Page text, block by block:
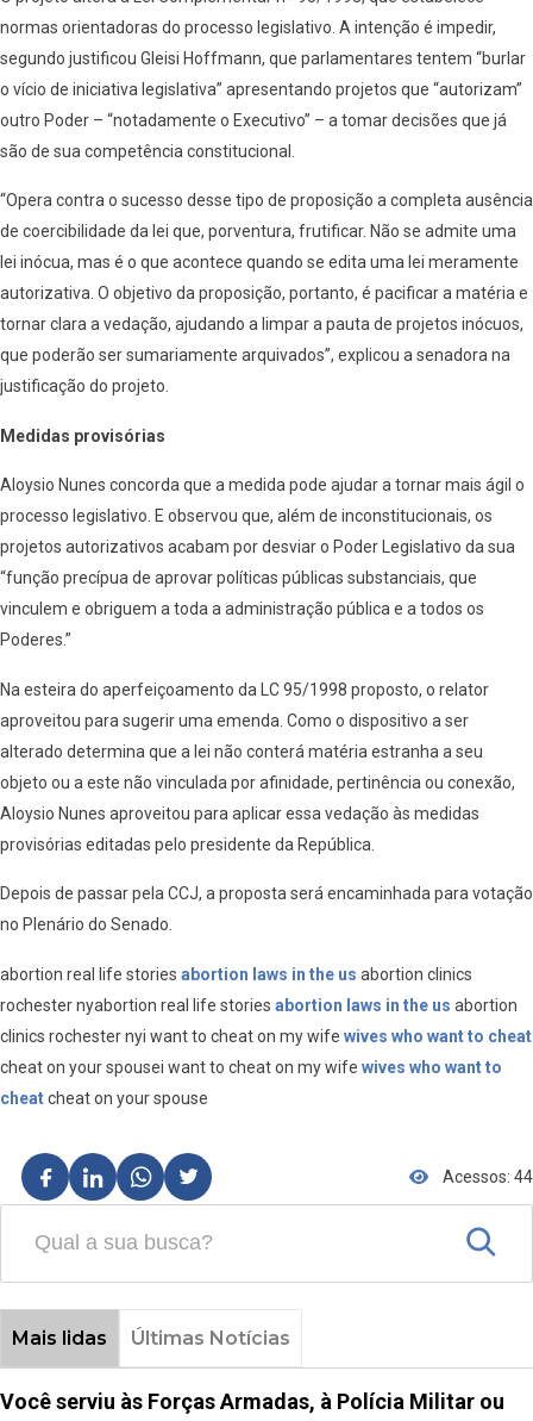
normas orientadoras do processo legislativo. A intenção é impedir,
segundo justificou Gleisi Hoffmann, que parlamentares tentem “burlar
o vício de iniciativa legislativa” apresentando projetos que “autorizam”
outro Poder – “notadamente o Executivo” – a tomar decisões que já
são de sua competência constitucional.
“Opera contra o sucesso desse tipo de proposição a completa ausência
de coercibilidade da lei que, porventura, frutificar. Não se admite uma
lei inócua, mas é o que acontece quando se edita uma lei meramente
autorizativa. O objetivo da proposição, portanto, é pacificar a matéria e
tornar clara a vedação, ajudando a limpar a pauta de projetos inócuos,
que poderão ser sumariamente arquivados”, explicou a senadora na
justificação do projeto.
Medidas provisórias
Aloysio Nunes concorda que a medida pode ajudar a tornar mais ágil o
processo legislativo. E observou que, além de inconstitucionais, os
projetos autorizativos acabam por desviar o Poder Legislativo da sua
“função precípua de aprovar políticas públicas substanciais, que
vinculem e obriguem a toda a administração pública e a todos os
Poderes.”
Na esteira do aperfeiçoamento da LC 95/1998 proposto, o relator
aproveitou para sugerir uma emenda. Como o dispositivo a ser
alterado determina que a lei não conterá matéria estranha a seu
objeto ou a este não vinculada por afinidade, pertinência ou conexão,
Aloysio Nunes aproveitou para aplicar essa vedação às medidas
provisórias editadas pelo presidente da República.
Depois de passar pela CCJ, a proposta será encaminhada para votação
no Plenário do Senado.
abortion real life stories abortion laws in the us abortion clinics
rochester nyabortion real life stories abortion laws in the us abortion
clinics rochester nyi want to cheat on my wife wives who want to cheat
cheat on your spousei want to cheat on my wife wives who want to
cheatcheat on your spouse
Acessos: 44
Mais lidas Últimas Notícias
Você serviu às Forças Armadas, à Polícia Militar ou